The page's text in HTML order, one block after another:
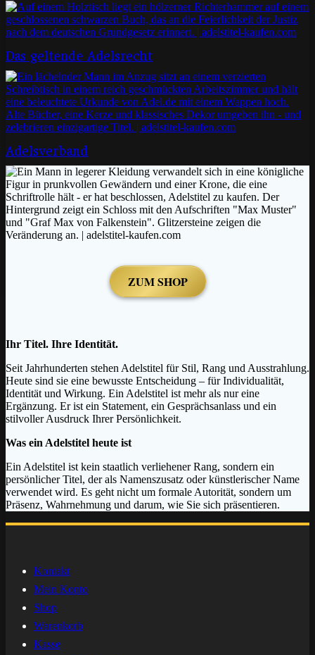
Das geltende Adelsrecht
Adelsverband
ZUM SHOP
Ihr Titel. Ihre Identität.
Seit Jahrhunderten stehen Adelstitel für Stil, Rang und Ausstrahlung.
Heute sind sie eine bewusste Entscheidung – für Individualität,
Identität und Wirkung. Ein Adelstitel ist mehr als nur eine
Ergänzung. Er ist ein Statement, ein Gesprächsanlass und ein
stilvoller Ausdruck Ihrer Persönlichkeit.
Was ein Adelstitel heute ist
Ein Adelstitel ist kein staatlich verliehener Rang, sondern ein
persönlicher Titel, der als Namenszusatz oder künstlerischer Name
verwendet wird. Es geht nicht um formale Autorität, sondern um
Präsenz, Wahrnehmung und darum, wie Sie sich präsentieren.
Kontakt
Mein Konto
Shop
Warenkorb
Kasse